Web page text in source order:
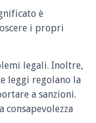
è
i propri
legali. Inoltre,
leggi regolano la
a sanzioni.